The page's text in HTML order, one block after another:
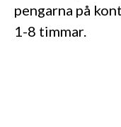
pengarna på
1-8 timmar.